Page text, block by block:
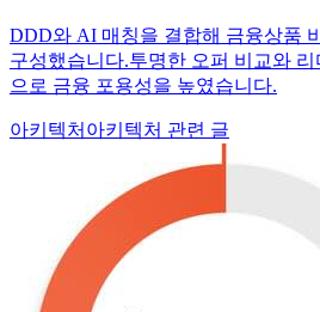
DDD와 AI 매칭을 결합해 금융상품
구성했습니다.투명한 오퍼 비교와
으로 금융 포용성을 높였습니다.
아키텍처 아키텍처 관련 글